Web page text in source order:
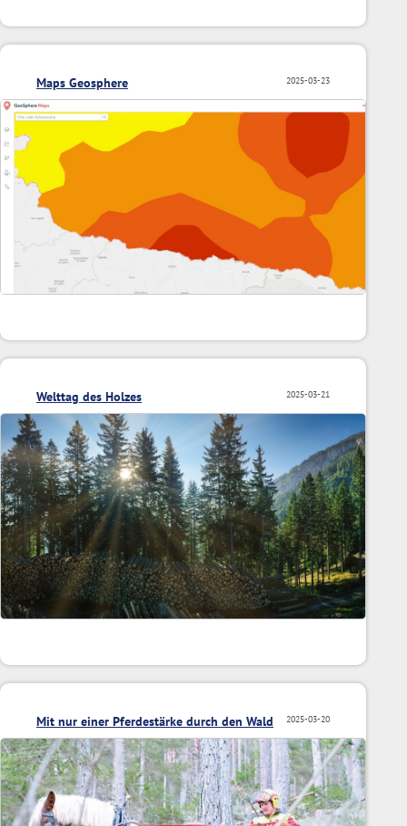
2025-03-23
Maps Geosphere
2025-03-21
Welttag des Holzes
2025-03-20
Mit nur einer Pferdestärke durch den Wald